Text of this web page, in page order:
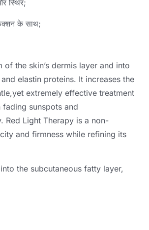
स्थिर;
फ़ंक्शन के साथ;
the skin’s dermis layer and into
elastin proteins. It increases the
,yet extremely effective treatment
sunspots and
. Red Light Therapy is a non-
and firmness while refining its
the subcutaneous fatty layer,